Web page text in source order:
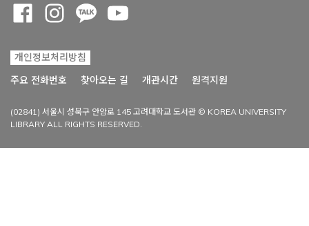
개인정보처리방침
주요 전화번호
찾아오는 길 개관시간 원격지원
(02841) 서울시 성북구 안암로 145 고려대학교 도서관 © KOREA UNIVERSITY
LIBRARY ALL RIGHTS RESERVED.
Opens a new window
Opens a new window
Opens a new window